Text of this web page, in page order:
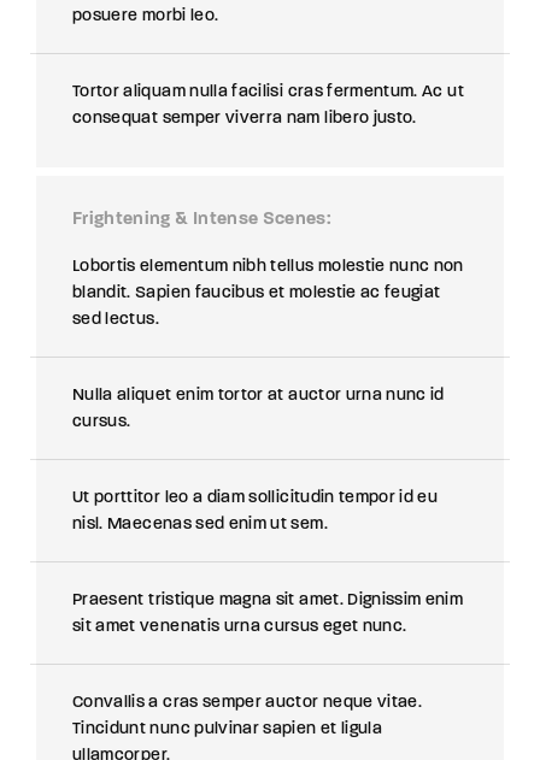
posuere morbi leo.
Tortor aliquam nulla facilisi cras fermentum. Ac ut
consequat semper viverra nam libero justo.
Frightening & Intense Scenes
Lobortis elementum nibh tellus molestie nunc non
blandit. Sapien faucibus et molestie ac feugiat
sed lectus.
Nulla aliquet enim tortor at auctor urna nunc id
cursus.
Ut porttitor leo a diam sollicitudin tempor id eu
nisl. Maecenas sed enim ut sem.
Praesent tristique magna sit amet. Dignissim enim
sit amet venenatis urna cursus eget nunc.
Convallis a cras semper auctor neque vitae.
Tincidunt nunc pulvinar sapien et ligula
ullamcorper.